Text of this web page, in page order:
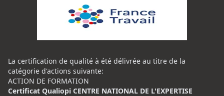
La certification de qualité à été délivrée au titre de la
catégorie d'actions suivante:
ACTION DE FORMATION
Certificat Qualiopi CENTRE NATIONAL DE L'EXPERTISE